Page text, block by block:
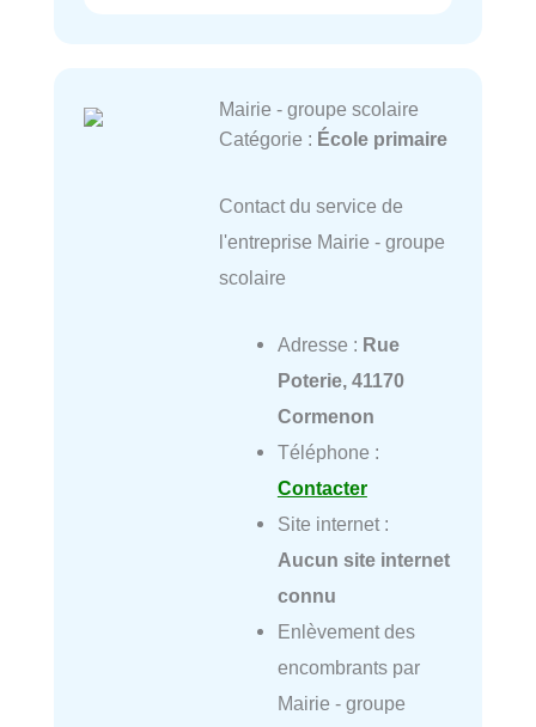
Mairie - groupe scolaire
Catégorie : École primaire
Contact du service de
l'entreprise Mairie - groupe
scolaire
Adresse : Rue
Poterie, 41170
Cormenon
Téléphone :
Contacter
Site internet :
Aucun site internet
connu
Enlèvement des
encombrants par
Mairie - groupe